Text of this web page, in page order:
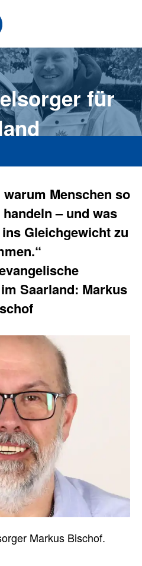
für
Menschen so
– und was
Gleichgewicht zu
Saarland: Markus
Markus Bischof.